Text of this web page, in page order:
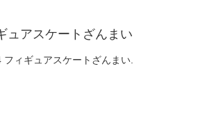
ュアスケートざんまい
ィギュアスケートざんまい.